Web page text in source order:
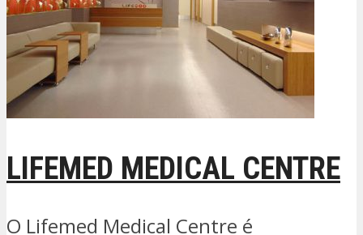
LIFEMED MEDICAL CENTRE
O Lifemed Medical Centre é